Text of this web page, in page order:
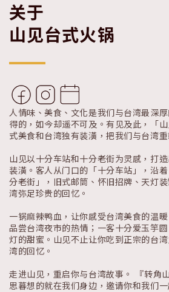
关于
山见台式火锅
人情味、美食、文化是我们与台湾最深
得的，如今却遥不可及。有见及此，「
式美食和台湾独有装潢，把我们与台湾重
山见以十分车站和十分老街为灵感，打
装潢。客人从门口的「十分车站」，沿
分老街」，旧式邮筒、怀旧招牌、天灯
湾弥足珍贵的回忆。
一锅麻辣鸭血，让你感受台湾美食的温
品尝台湾夜市的热情；一客十分爱玉竽
灯的甜蜜。山见不止让你吃到正宗的台
湾的回忆。
走进山见，重启你与台湾故事。 『转角
思暮想的就在我们身边，邀请你和我们